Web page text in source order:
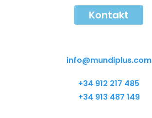
Kontakt
info@mundiplus.com
+34 912 217 485
+34 913 487 149